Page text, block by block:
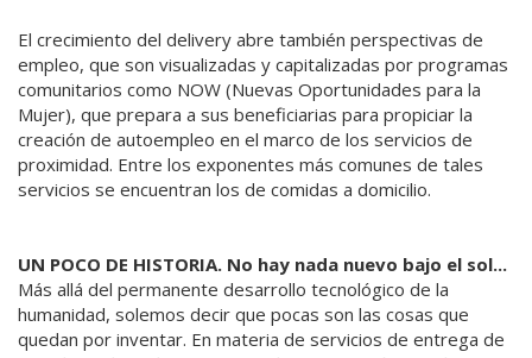
El crecimiento del delivery abre también perspectivas de
empleo, que son visualizadas y capitalizadas por programas
comunitarios como NOW (Nuevas Oportunidades para la
Mujer), que prepara a sus beneficiarias para propiciar la
creación de autoempleo en el marco de los servicios de
proximidad. Entre los exponentes más comunes de tales
servicios se encuentran los de comidas a domicilio.
UN POCO DE HISTORIA. No hay nada nuevo bajo el sol...
Más allá del permanente desarrollo tecnológico de la
humanidad, solemos decir que pocas son las cosas que
quedan por inventar. En materia de servicios de entrega de